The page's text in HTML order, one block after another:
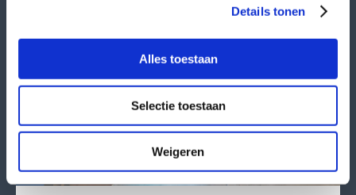
Details tonen
Alles toestaan
Selectie toestaan
Weigeren
Medewerker